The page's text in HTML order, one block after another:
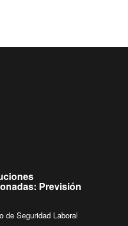
Previsión
de Seguridad Laboral